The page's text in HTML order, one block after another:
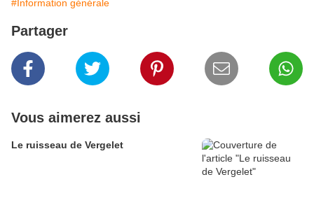
#Information générale
Partager
Vous aimerez aussi
Le ruisseau de Vergelet